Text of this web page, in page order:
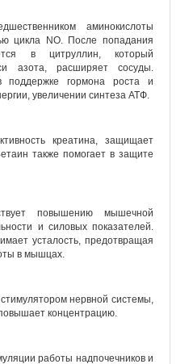
аминокислоты
цикла NO. После попадания
в цитруллин, который
азота, расширяет сосуды.
поддержке гормона роста и
увеличении синтеза АТФ.
креатина, защищает
также помогает в защите
повышению мышечной
и силовых показателей.
усталость, предотвращая
в мышцах.
нервной системы,
концентрацию.
работы надпочечников и